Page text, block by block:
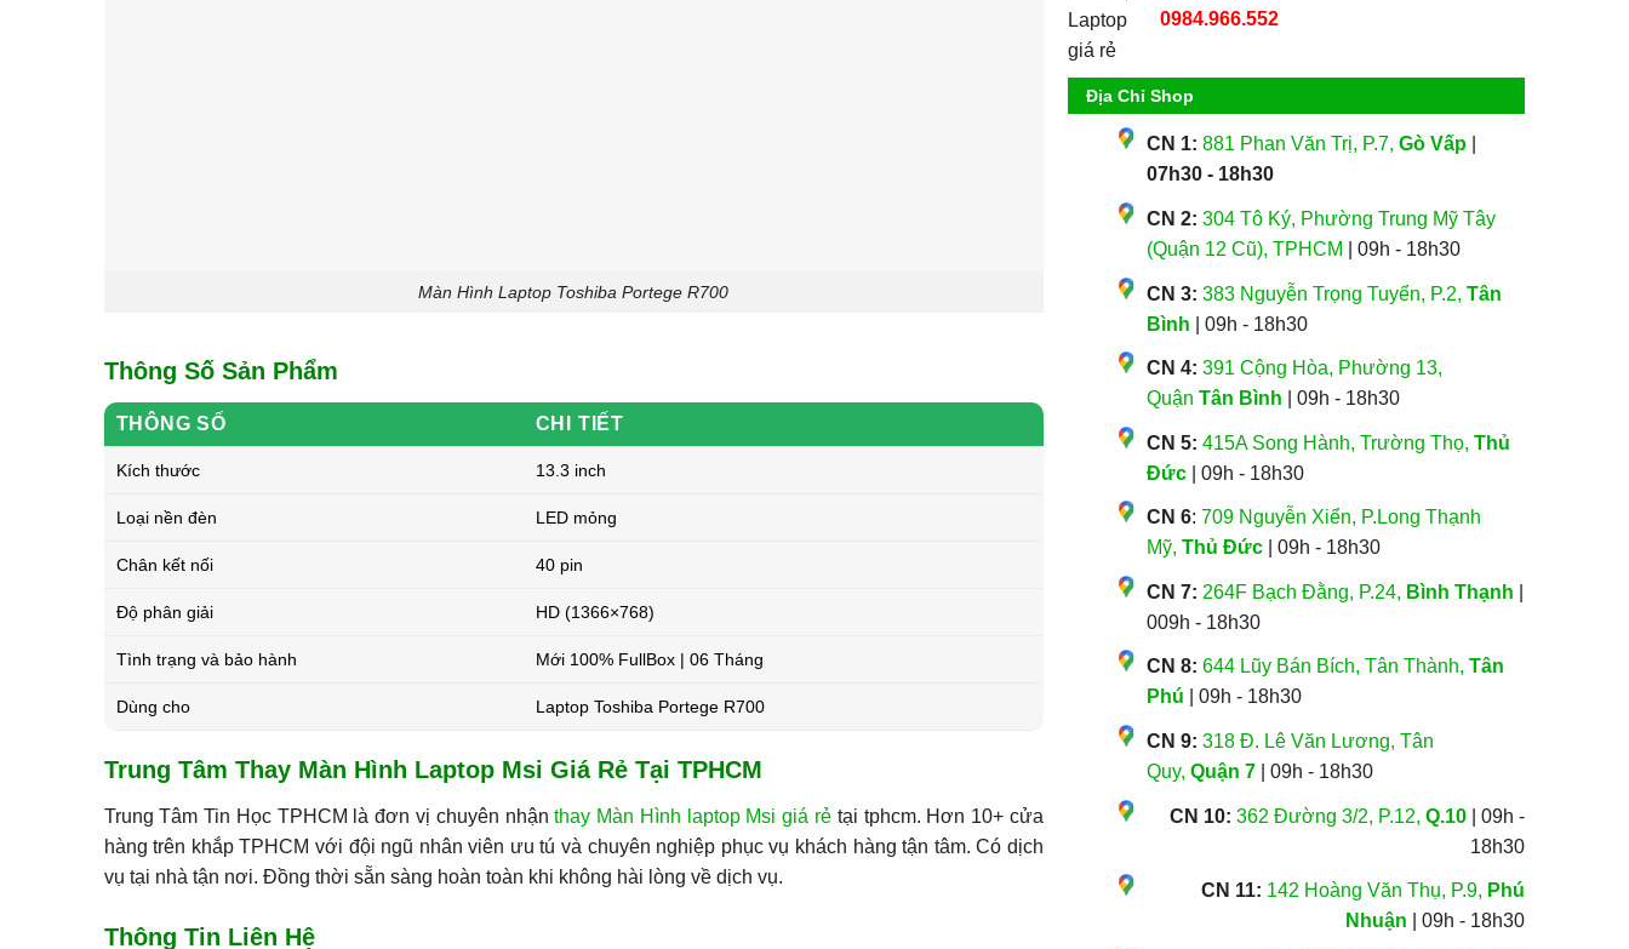
Màn Hình Laptop Toshiba Portege R700
Thông Số Sản Phẩm
THÔNG SỐ CHI TIẾT
Kích thước 13.3 inch
Loại nền đèn LED mỏng
Chân kết nối 40 pin
Độ phân giải HD (1366×768)
Tình trạng và bảo hành Mới 100% FullBox | 06 Tháng
Dùng cho Laptop Toshiba Portege R700
Trung Tâm Thay Màn Hình Laptop Msi Giá Rẻ Tại TPHCM
Trung Tâm Tin Học TPHCM là đơn vị chuyên nhậnthay Màn Hình laptop Msi giá rẻ tại tphcm. Hơn 10+ cửa
hàng trên khắp TPHCM với đội ngũ nhân viên ưu tú và chuyên nghiệp phục vụ khách hàng tận tâm. Có dịch
vụ tại nhà tận nơi. Đồng thời sẵn sàng hoàn toàn khi không hài lòng về dịch vụ.
Thông Tin Liên Hệ
0984.966.552
Địa Chỉ Shop
CN 1: 881 Phan Văn Trị, P.7, Gò Vấp|
07h30 - 18h30
CN 2: 304 Tô Ký, Phường Trung Mỹ Tây
(Quận 12 Cũ), TPHCM | 09h - 18h30
CN 3: 383 Nguyễn Trọng Tuyển, P.2, Tân
Bình | 09h - 18h30
CN 4: 391 Cộng Hòa, Phường 13,
Quận Tân Bình | 09h - 18h30
CN 5: 415A Song Hành, Trường Thọ, Thủ
Đức| 09h - 18h30
CN 6: 709 Nguyễn Xiển, P.Long Thạnh
Mỹ, Thủ Đức| 09h - 18h30
CN 7: 264F Bạch Đằng, P.24, Bình Thạnh
009h - 18h30
CN 8: 644 Lũy Bán Bích, Tân Thành, Tân
Phú | 09h - 18h30
CN 9: 318 Đ. Lê Văn Lương, Tân
Quy, Quận 7| 09h - 18h30
CN 10: 362 Đường 3/2, P.12,Q.10 | 09h -
18h30
CN 11: 142 Hoàng Văn Thụ, P.9, Phú
Nhuận | 09h - 18h30